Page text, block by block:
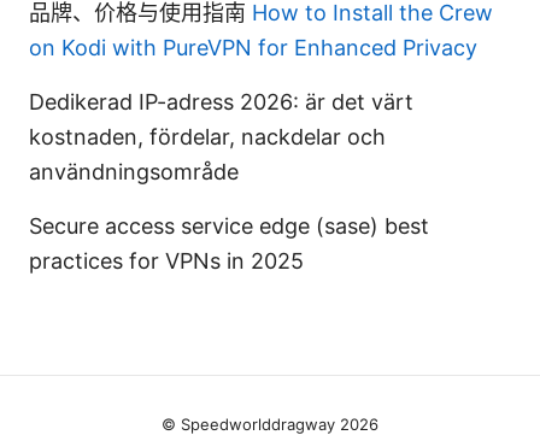
品牌、价格与使用指南 How to Install the Crew
on Kodi with PureVPN for Enhanced Privacy
Dedikerad IP-adress 2026: är det värt
kostnaden, fördelar, nackdelar och
användningsområde
Secure access service edge (sase) best
practices for VPNs in 2025
© Speedworlddragway 2026